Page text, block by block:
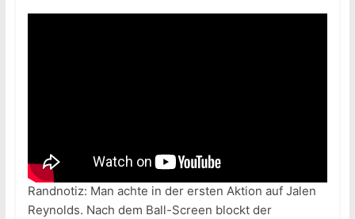
Randnotiz: Man achte in der ersten Aktion auf Jalen
Reynolds. Nach dem Ball-Screen blockt der